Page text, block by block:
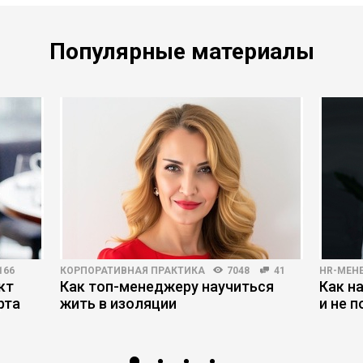
Популярные материалы
КОРПОРАТИВНАЯ ПРАКТИКА 7048 41
Как топ-менеджеру научиться
жить в изоляции
HR-
Как
и не